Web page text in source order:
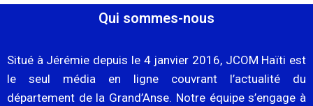
Qui sommes-nous
Situé à Jérémie depuis le 4 janvier 2016, JCOM Haïti est
le seul média en ligne couvrant l’actualité du
département de la Grand’Anse. Notre équipe s’engage à